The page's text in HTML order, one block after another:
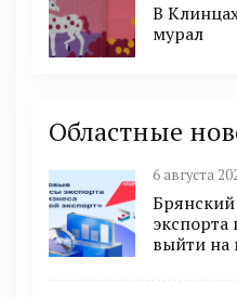
В
мурал
Областные
6 августа
экспорта
выйти